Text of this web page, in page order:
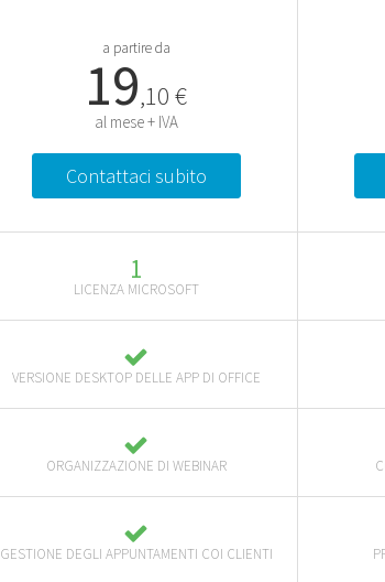
a partire da
19,10 €
al mese + IVA
Contattaci subito
1
LICENZA MICROSOFT
VERSIONE DESKTOP DELLE APP DI OFFICE
ORGANIZZAZIONE DI WEBINAR
GESTIONE DEGLI APPUNTAMENTI COI CLIENTI